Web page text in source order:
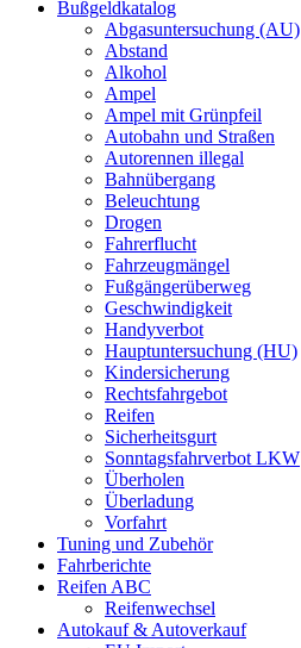
Bußgeldkatalog
Abgasuntersuchung (AU)
Abstand
Alkohol
Ampel
Ampel mit Grünpfeil
Autobahn und Straßen
Autorennen illegal
Bahnübergang
Beleuchtung
Drogen
Fahrerflucht
Fahrzeugmängel
Fußgängerüberweg
Geschwindigkeit
Handyverbot
Hauptuntersuchung (HU)
Kindersicherung
Rechtsfahrgebot
Reifen
Sicherheitsgurt
Sonntagsfahrverbot LKW
Überholen
Überladung
Vorfahrt
Tuning und Zubehör
Fahrberichte
Reifen ABC
Reifenwechsel
Autokauf & Autoverkauf